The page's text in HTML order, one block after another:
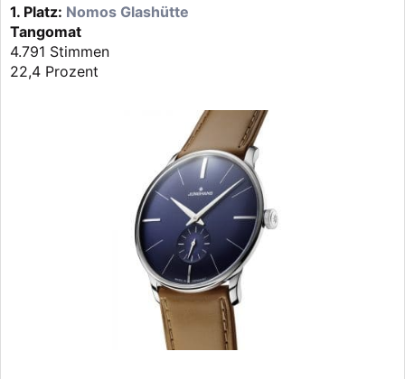
1. Platz: Nomos Glashütte
Tangomat
4.791 Stimmen
22,4 Prozent